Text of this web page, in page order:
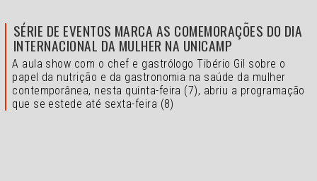
SÉRIE DE EVENTOS MARCA AS COMEMORAÇÕES DO DIA
INTERNACIONAL DA MULHER NA UNICAMP
A aula show com o chef e gastrólogo Tibério Gil sobre o
papel da nutrição e da gastronomia na saúde da mulher
contemporânea, nesta quinta-feira (7), abriu a programação
que se estede até sexta-feira (8)